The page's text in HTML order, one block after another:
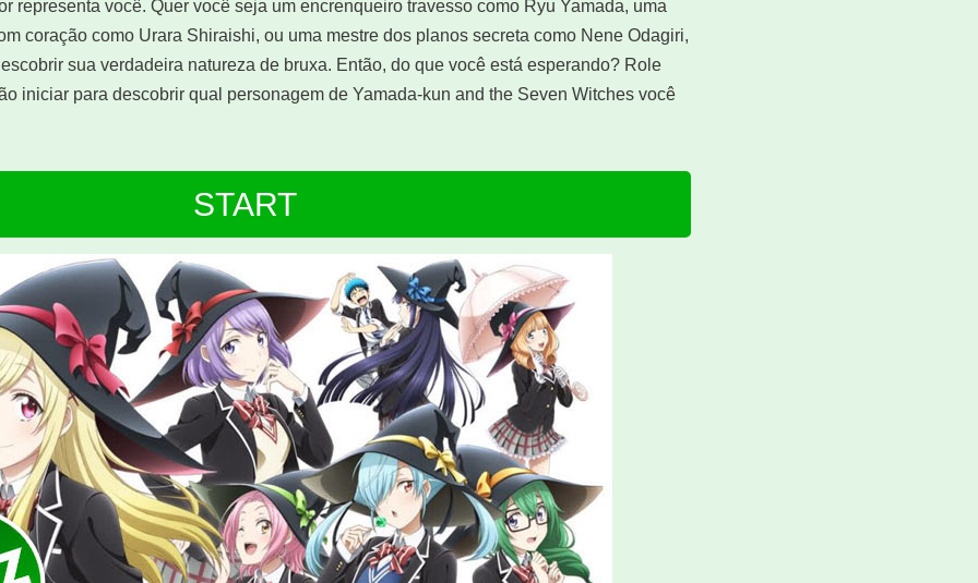
representa você. Quer você seja um encrenqueiro travesso como Ryu Yamada, uma
coração como Urara Shiraishi, ou uma mestre dos planos secreta como Nene Odagiri,
sua verdadeira natureza de bruxa. Então, do que você está esperando? Role
iniciar para descobrir qual personagem de Yamada-kun and the Seven Witches você
START